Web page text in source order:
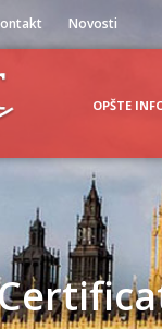
Novosti
OPŠTE